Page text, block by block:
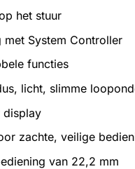
het stuur
System Controller
functies
licht, slimme
display
zachte, veilige
van 22,2 mm